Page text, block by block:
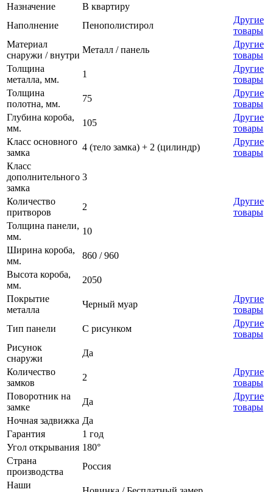
Назначение
В квартиру
Наполнение
Пенополистирол
Другие
товары
Материал
снаружи / внутри
Металл / панель
Другие
товары
Толщина
металла, мм.
1
Другие
товары
Толщина
полотна, мм.
75
Другие
товары
Глубина короба,
мм.
105
Другие
товары
Класс основного
замка
4 (тело замка) + 2 (цилиндр)
Другие
товары
Класс
дополнительного
замка
3
Количество
притворов
2
Другие
товары
Толщина панели,
мм.
10
Ширина короба,
мм.
860 / 960
Высота короба,
мм.
2050
Покрытие
металла
Черный муар
Другие
товары
Тип панели
С рисунком
Другие
товары
Рисунок
снаружи
Да
Количество
замков
2
Другие
товары
Поворотник на
замке
Да
Другие
товары
Ночная задвижка Да
Гарантия
1 год
Угол открывания 180°
Страна
производства
Россия
Наши